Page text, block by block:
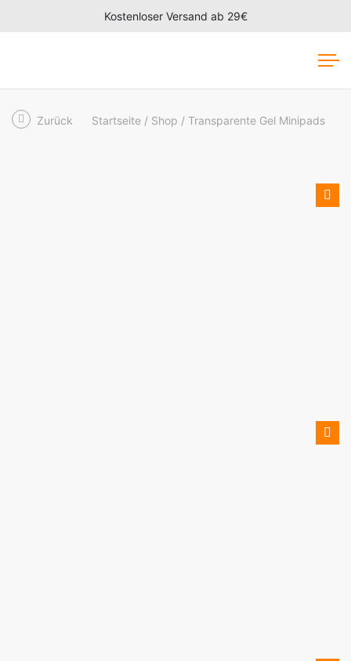
Kostenloser Versand ab 29€
Zurück Startseite Shop Transparente Gel Minipads